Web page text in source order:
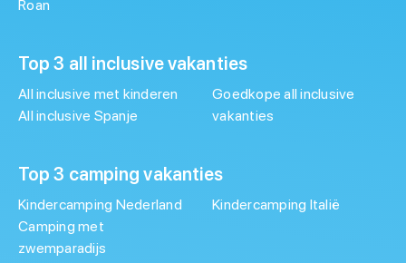
Roan
Top 3 all inclusive vakanties
All inclusive met kinderen
All inclusive Spanje
Goedkope all inclusive
vakanties
Top 3 camping vakanties
Kindercamping Nederland
Camping met
zwemparadijs
Kindercamping Italië